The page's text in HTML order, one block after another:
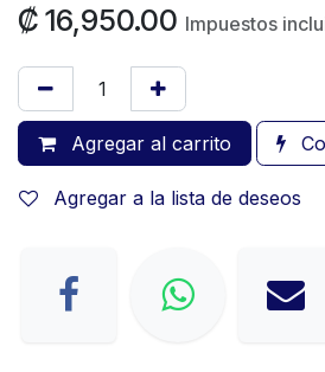
₡ 16,950.00 Impuestos
Agregar al carrito
Agregar a la lista de deseos